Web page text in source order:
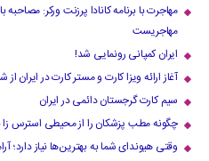
مهاجرت با برنامه کانادا پرزنت ورکر:
مهاجریست
ایران کمپانی رونمایی شد!
آغاز ارائه ویزا کارت و مستر کارت در ایران از
سیم کارت گرجستان دائمی در ایران
چگونه مطب پزشکان را از محیطی استرس
وقتی هیوندای شما به بهترین‌ها نیاز دارد؛